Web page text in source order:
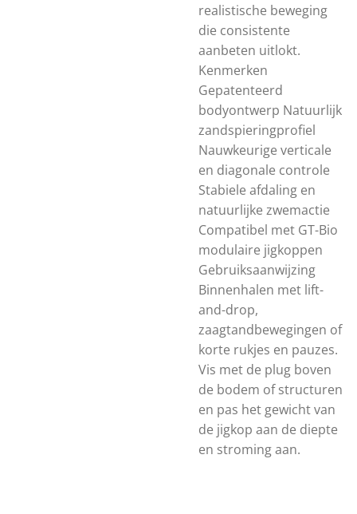
realistische beweging
die consistente
aanbeten uitlokt.
Kenmerken
Gepatenteerd
bodyontwerp Natuurlijk
zandspieringprofiel
Nauwkeurige verticale
en diagonale controle
Stabiele afdaling en
natuurlijke zwemactie
Compatibel met GT-Bio
modulaire jigkoppen
Gebruiksaanwijzing
Binnenhalen met lift-
and-drop,
zaagtandbewegingen of
korte rukjes en pauzes.
Vis met de plug boven
de bodem of structuren
en pas het gewicht van
de jigkop aan de diepte
en stroming aan.